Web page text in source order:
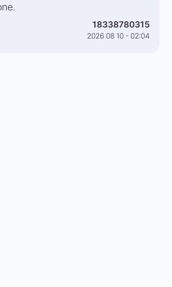
18338780315
2026 08 10 - 02:04